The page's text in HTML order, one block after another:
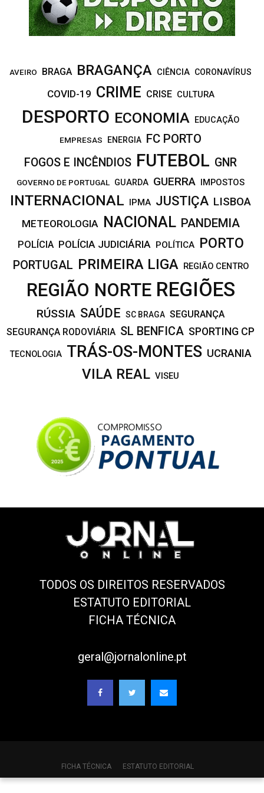
AVEIRO BRAGA BRAGANÇA CIÊNCIA CORONAVÍRUS
COVID-19 CRIME CRISE CULTURA
DESPORTO ECONOMIA EDUCAÇÃO
EMPRESAS ENERGIA FC PORTO
FOGOS E INCÊNDIOS FUTEBOL GNR
GOVERNO DE PORTUGAL GUARDA GUERRA IMPOSTOS
INTERNACIONAL IPMA JUSTIÇA LISBOA
METEOROLOGIA NACIONAL PANDEMIA
POLÍCIA POLÍCIA JUDICIÁRIA POLÍTICA PORTO
PORTUGAL PRIMEIRA LIGA REGIÃO CENTRO
REGIÃO NORTE REGIÕES
RÚSSIA SAÚDE SC BRAGA SEGURANÇA
SEGURANÇA RODOVIÁRIA SL BENFICA SPORTING CP
TECNOLOGIA TRÁS-OS-MONTES UCRANIA
VILA REAL VISEU
TODOS OS DIREITOS RESERVADOS
ESTATUTO EDITORIAL
FICHA TÉCNICA
geral@jornalonline.pt
FICHA TÉCNICA ESTATUTO EDITORIAL